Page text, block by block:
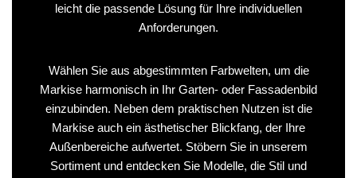
leicht die passende Lösung für Ihre individuellen
Anforderungen.
Wählen Sie aus abgestimmten Farbwelten, um die
Markise harmonisch in Ihr Garten- oder Fassadenbild
einzubinden. Neben dem praktischen Nutzen ist die
Markise auch ein ästhetischer Blickfang, der Ihre
Außenbereiche aufwertet. Stöbern Sie in unserem
Sortiment und entdecken Sie Modelle, die Stil und